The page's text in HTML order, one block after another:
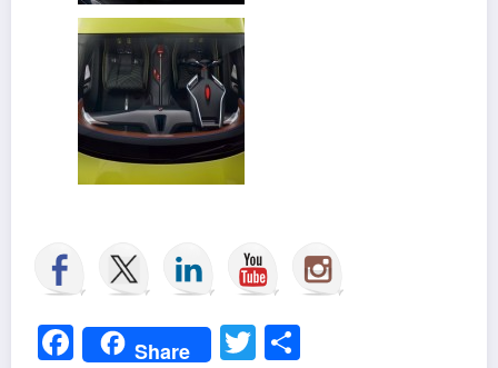
Facebook
Share Twitter